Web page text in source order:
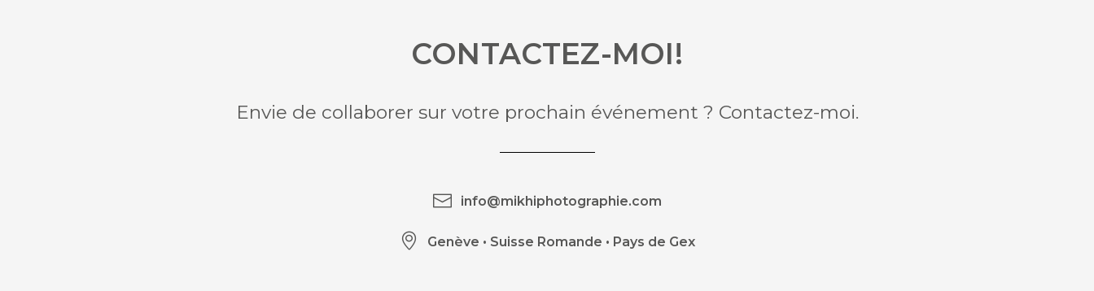
CONTACTEZ-MOI!
Envie de collaborer sur votre prochain événement ? Contactez-moi.
info@mikhiphotographie.com
Genève • Suisse Romande • Pays de Gex